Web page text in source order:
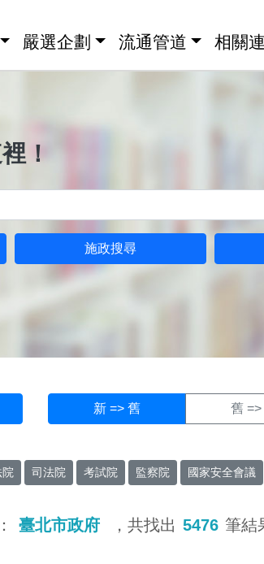
嚴選企劃 流通管道 相關
！
施政搜尋
新 => 舊 舊
院 司法院 考試院 監察院 國家安全會議
臺北市政府 ，共找出 5476 筆結